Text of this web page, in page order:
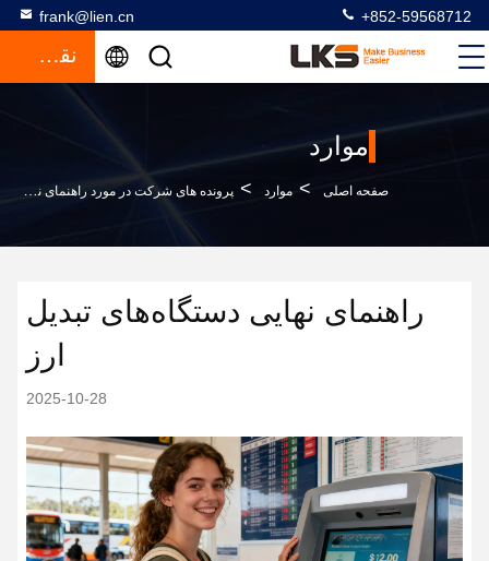
frank@lien.cn +852-59568712
نقل قول
موارد
صفحه اصلی > موارد > پرونده های شرکت در مورد راهنمای نهایی دستگاه‌های تبدیل ارز
راهنمای نهایی دستگاه‌های تبدیل
ارز
2025-10-28